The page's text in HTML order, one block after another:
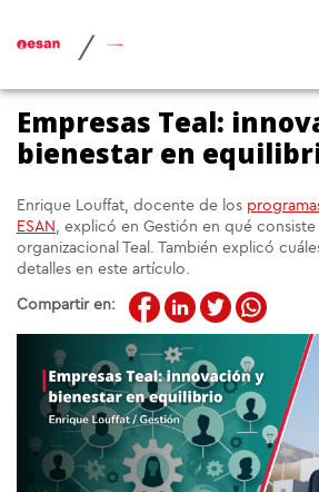
/
Empresas Teal:
bienestar en
Enrique Louffat, docente de los
ESAN , explicó en Gestión en qué
organizacional Teal. También explicó
detalles en este artículo.
Compartir en: